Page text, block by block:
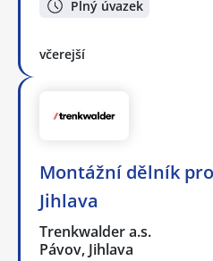
Plný úvazek
včerejší
Montážní dělník
Jihlava
Trenkwalder a.s.
Pávov, Jihlava